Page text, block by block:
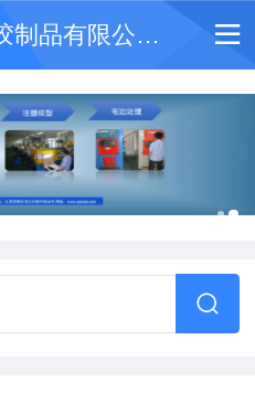
吴江市品嘉塑胶制品有限公司 抚州品嘉电子科技有限公司